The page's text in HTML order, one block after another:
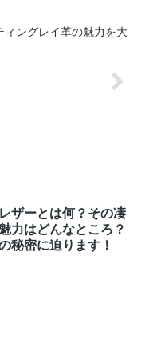
ィングレイ革の魅力を大
ザーとは何？その凄
力はどんなところ？
秘密に迫ります！